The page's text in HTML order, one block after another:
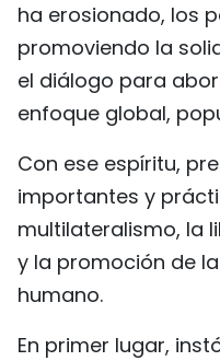
ha erosionado, los
promoviendo la
el diálogo para
enfoque global,
Con ese espíritu,
importantes y
multilateralismo, la
y la promoción de
humano.
En primer lugar,